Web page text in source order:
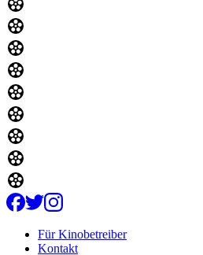
Für Kinobetreiber
Kontakt